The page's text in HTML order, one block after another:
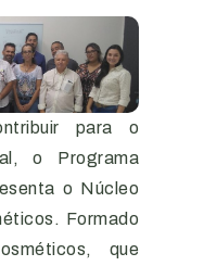
para o
o Programa
o Núcleo
Formado
que